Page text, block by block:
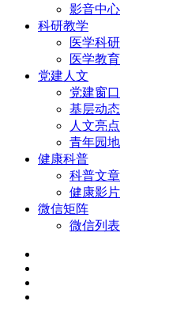
影音中心
科研教学
医学科研
医学教育
党建人文
党建窗口
基层动态
人文亮点
青年园地
健康科普
科普文章
健康影片
微信矩阵
微信列表